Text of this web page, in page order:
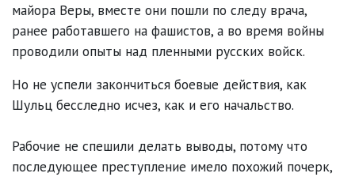
майора Веры, вместе они пошли по следу врача,
ранее работавшего на фашистов, а во время войны
проводили опыты над пленными русских войск.
Но не успели закончиться боевые действия, как
Шульц бесследно исчез, как и его начальство.
Рабочие не спешили делать выводы, потому что
последующее преступление имело похожий почерк,